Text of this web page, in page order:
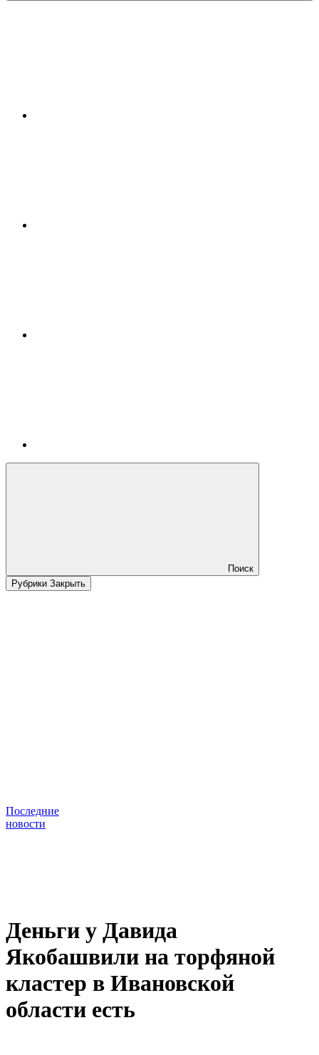
Поиск
Рубрики Закрыть
Последние
новости
Деньги у Давида
Якобашвили на торфяной
кластер в Ивановской
области есть